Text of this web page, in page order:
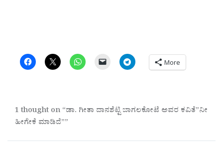
More
1 thought on “ಡಾ. ಗೀತಾ ದಾನಶೆಟ್ಟಿ ಬಾಗಲಕೋಟೆ ಅವರ ಕವಿತೆ”ನೀ
ಹೀಗೇಕೆ ಮಾಡಿದೆ””